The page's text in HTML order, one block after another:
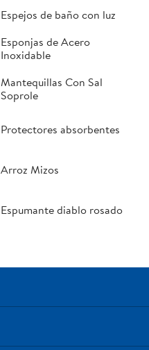
Espejos de baño con luz
Esponjas de Acero
Inoxidable
Mantequillas Con Sal
Soprole
Protectores absorbentes
Arroz Mizos
Espumante diablo rosado